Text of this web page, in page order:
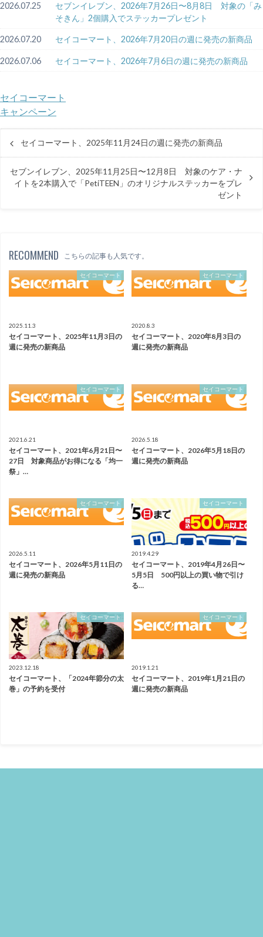
2026.07.25
セブンイレブン、2026年7月26日〜8月8日 対象の「み
そきん」2個購入でステッカープレゼント
2026.07.20 セイコーマート、2026年7月20日の週に発売の新商品
2026.07.06 セイコーマート、2026年7月6日の週に発売の新商品
セイコーマート
キャンペーン
セイコーマート、2025年11月24日の週に発売の新商品
セブンイレブン、2025年11月25日〜12月8日 対象のケア・ナ
イトを2本購入で「PetiTEEN」のオリジナルステッカーをプレ
ゼント
RECOMMEND こちらの記事も人気です。
セイコーマート
2025.11.3
セイコーマート、2025年11月3日の
週に発売の新商品
セイコーマート
2020.8.3
セイコーマート、2020年8月3日の
週に発売の新商品
セイコーマート
2021.6.21
セイコーマート、2021年6月21日〜
27日 対象商品がお得になる「均一
祭」…
セイコーマート
2026.5.18
セイコーマート、2026年5月18日の
週に発売の新商品
セイコーマート
2026.5.11
セイコーマート、2026年5月11日の
週に発売の新商品
セイコーマート
2019.4.29
セイコーマート、2019年4月26日〜
5月5日 500円以上の買い物で引け
る…
セイコーマート
2023.12.18
セイコーマート、「2024年節分の太
巻」の予約を受付
セイコーマート
2019.1.21
セイコーマート、2019年1月21日の
週に発売の新商品